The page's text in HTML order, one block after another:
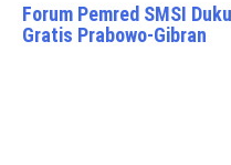
Forum Pemred SMSI
Gratis Prabowo-Gibran